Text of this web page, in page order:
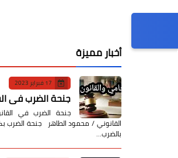
أخبار مميزة
17 فبراير 2023
جنحة الضرب في
جنحة الضرب في
القانوني / محمود الطاهر جنحة
بالضرب…